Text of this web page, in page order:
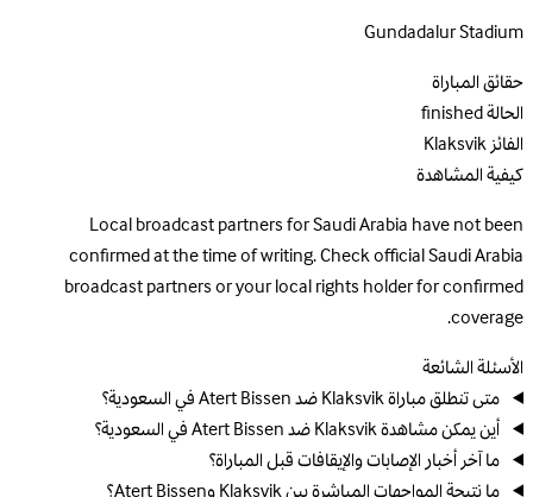
Gundadalur Stadium
حقائق المباراة
الحالةfinished
الفائزKlaksvik
كيفية المشاهدة
Local broadcast partners for Saudi Arabia have not been
confirmed at the time of writing. Check official Saudi Arabia
broadcast partners or your local rights holder for confirmed
coverage.
الأسئلة الشائعة
متى تنطلق مباراة Klaksvik ضد Atert Bissen في السعودية؟
أين يمكن مشاهدة Klaksvik ضد Atert Bissen في السعودية؟
ما آخر أخبار الإصابات والإيقافات قبل المباراة؟